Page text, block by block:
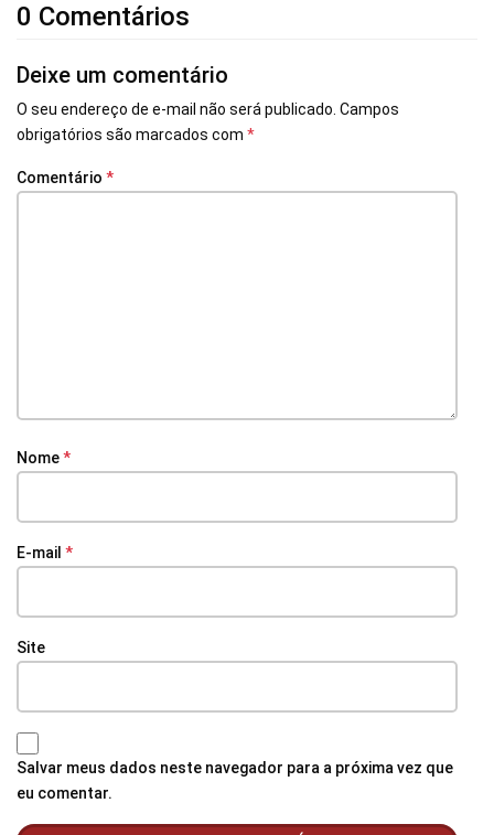
0 Comentários
Deixe um comentário
O seu endereço de e-mail não será publicado. Campos
obrigatórios são marcados com *
Comentário *
Nome*
E-mail *
Site
Salvar meus dados neste navegador para a próxima vez que
eu comentar.